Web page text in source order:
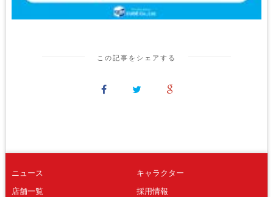
この記事をシェアする
ニュース
店舗一覧
キャラクター
採用情報